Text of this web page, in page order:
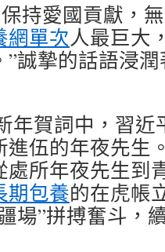
持愛國貢獻，
網單次人最巨大
誠摯的話語浸
年賀詞中，習
進伍的年夜先生
處所年夜先生到
期包養的在虎帳
場”拼搏奮斗，